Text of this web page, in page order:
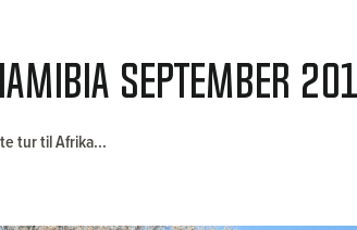
september
tur til Afrika...